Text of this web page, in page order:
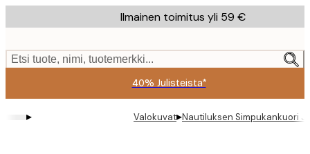
to
content.
Ilmainen toimitus yli 59 €
Etsi tuote, nimi, tuotemerkki...
40% Julisteista*
▸ Valokuvat▸Nautiluksen Simpukankuori